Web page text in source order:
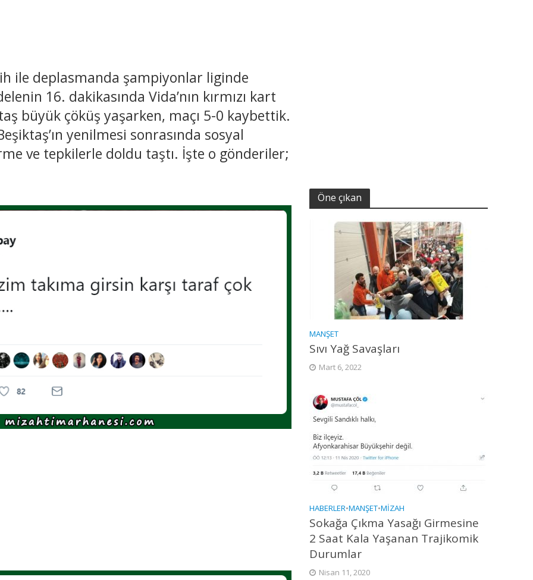
ile deplasmanda şampiyonlar liginde
16. dakikasında Vida’nın kırmızı kart
büyük çöküş yaşarken, maçı 5-0 kaybettik.
yenilmesi sonrasında sosyal
ve tepkilerle doldu taştı. İşte o gönderiler;
Öne çıkan
MANŞET
Sıvı Yağ Savaşları
Mart 6, 2022
HABERLER•MANŞET•MIZAH
Sokağa Çıkma Yasağı Girmesine
2 Saat Kala Yaşanan Trajikomik
Durumlar
Nisan 11, 2020